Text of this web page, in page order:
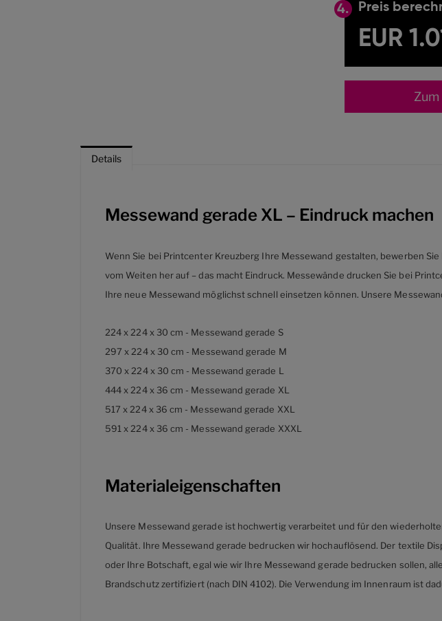
4. Preis
EUR
Details
Messewand gerade XL – Eindruck machen
Wenn Sie bei Printcenter Kreuzberg Ihre Messewand gestalten, bewerben
vom Weiten her auf – das macht Eindruck. Messewände drucken Sie bei
Ihre neue Messewand möglichst schnell einsetzen können. Unsere
224 x 224 x 30 cm - Messewand gerade S
297 x 224 x 30 cm - Messewand gerade M
370 x 224 x 30 cm - Messewand gerade L
444 x 224 x 36 cm - Messewand gerade XL
517 x 224 x 36 cm - Messewand gerade XXL
591 x 224 x 36 cm - Messewand gerade XXXL
Materialeigenschaften
Unsere Messewand gerade ist hochwertig verarbeitet und für den
Qualität. Ihre Messewand gerade bedrucken wir hochauflösend. Der textile
oder Ihre Botschaft, egal wie wir Ihre Messewand gerade bedrucken sollen,
Brandschutz zertifiziert (nach DIN 4102). Die Verwendung im Innenraum ist